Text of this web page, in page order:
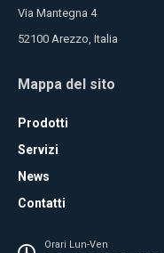
Via Mantegna 4
52100 Arezzo, Italia
Mappa del sito
Prodotti
Servizi
News
Contatti
Orari Lun-Ven